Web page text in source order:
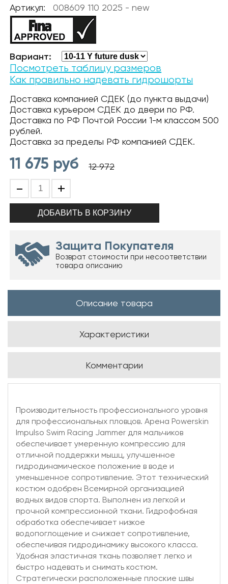
Артикул: 008609 110 2025 - new
Вариант:
Посмотреть таблицу размеров
Как правильно надевать гидрошорты
Доставка компанией СДЕК (до пункта выдачи)
Доставка курьером СДЕК до двери по РФ.
Доставка по РФ Почтой России 1-м классом 500
рублей.
Доставка за пределы РФ компанией СДЕК.
11 675 руб 12 972
- +
Защита Покупателя
Возврат стоимости при несоответствии
товара описанию
Описание товара
Характеристики
Комментарии
Производительность профессионального уровня
для профессиональных пловцов. Арена Powerskin
Impulso Swim Racing Jammer для мальчиков
обеспечивает умеренную компрессию для
отличной поддержки мышц, улучшенное
гидродинамическое положение в воде и
уменьшенное сопротивление. Этот технический
костюм одобрен Всемирной организацией
водных видов спорта. Выполнен из легкой и
прочной компрессионной ткани. Гидрофобная
обработка обеспечивает низкое
водопоглощение и снижает сопротивление,
обеспечивая гидродинамику высокого класса.
Удобная эластичная ткань позволяет легко и
быстро надевать и снимать костюм.
Стратегически расположенные плоские швы